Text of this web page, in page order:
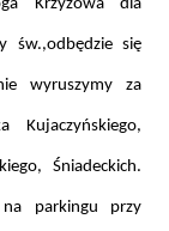
Krzyżowa dla
św.,odbędzie się
wyruszymy za
Kujaczyńskiego,
Śniadeckich.
na parkingu przy